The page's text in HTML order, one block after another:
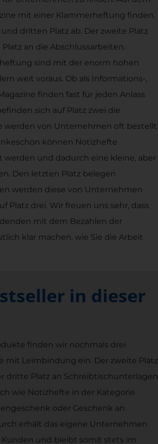
mit einer Klammerheftung finden.
dritten Platz ab. Der zweite Platz
an die Abschlussarbeiten.
sind mit der enorm hohen
weit voraus. Ob als Informations-,
finden fast für jeden Anlass
sich auf Platz zwei die
werden von Unternehmen oft bestellt
können Notizhefte
und dadurch eine kleine, aber
Den letzten Platz belegen
werden diese von Unternehmen
Platz drei. Wir freuen uns sehr, dass
mit dem Bezahlen der
klar machen, wie Sie die Arbeit
in dieser
finden wir nochmals drei
mit Leimbindung ein. Der zweite Platz
dritte Platz an Schreibtischunterlagen
wie Notizhefte in der Kategorie
oder Geschenk an
erhält das eigene Unternehmen
und bleibt somit stets im